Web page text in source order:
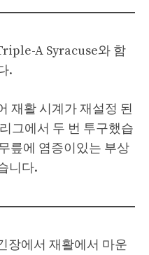
A Syracuse와 함
.
재활 시계가 재설정 된
그에서 두 번 투구했습
릎에 염증이있는 부상
니다.
장에서 재활에서 마운